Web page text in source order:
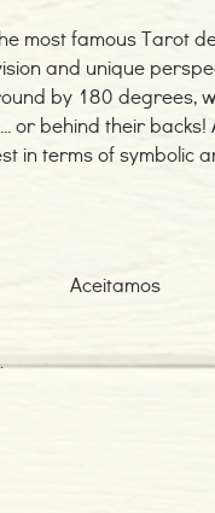
most famous Tarot
and unique
by 180 degrees,
or behind their backs!
in terms of symbolic
Aceitamos